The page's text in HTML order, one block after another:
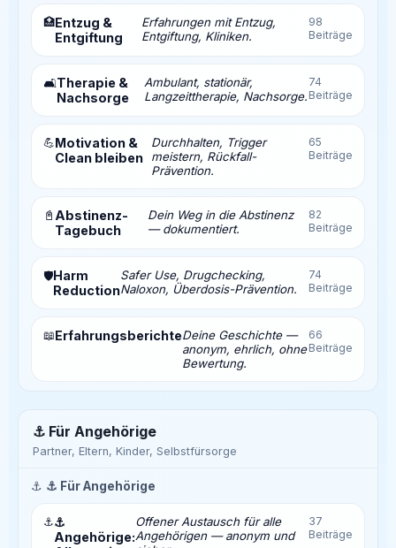
🏥Entzug &
Entgiftung
Erfahrungen mit Entzug,
Entgiftung, Kliniken.
98
Beiträge
🛋️Therapie &
Nachsorge
Ambulant, stationär,
Langzeittherapie, Nachsorge.
74
Beiträge
💪Motivation &
Clean bleiben
Durchhalten, Trigger
meistern, Rückfall-
Prävention.
65
Beiträge
📓 Abstinenz-
Tagebuch
Dein Weg in die Abstinenz
— dokumentiert.
82
Beiträge
🛡️Harm
Reduction
Safer Use, Drugchecking,
Naloxon, Überdosis-Prävention.
74
Beiträge
📖ErfahrungsberichteDeine Geschichte —
anonym, ehrlich, ohne
Bewertung.
66
Beiträge
⚓ Für Angehörige
Partner, Eltern, Kinder, Selbstfürsorge
⚓ ⚓ Für Angehörige
⚓⚓
Angehörige:
Offener Austausch für alle
Angehörigen — anonym und
37
Beiträge